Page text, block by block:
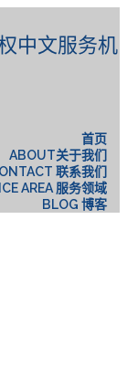
中文服务机
首页
ABOUT关于我们
联系我们
AREA 服务领域
BLOG 博客